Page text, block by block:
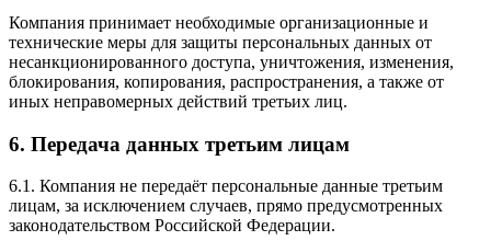
Компания принимает необходимые организационные и
технические меры для защиты персональных данных от
несанкционированного доступа, уничтожения, изменения,
блокирования, копирования, распространения, а также от
иных неправомерных действий третьих лиц.
6. Передача данных третьим лицам
6.1. Компания не передаёт персональные данные третьим
лицам, за исключением случаев, прямо предусмотренных
законодательством Российской Федерации.